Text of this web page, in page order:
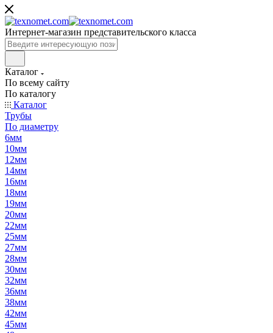
Интернет-магазин представительского класса
Каталог
По всему сайту
По каталогу
Каталог
Трубы
По диаметру
6мм
10мм
12мм
14мм
16мм
18мм
19мм
20мм
22мм
25мм
27мм
28мм
30мм
32мм
36мм
38мм
42мм
45мм